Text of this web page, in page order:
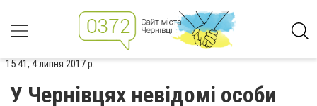
15:41, 4 липня 2017 р.
У Чернівцях невідомі особи